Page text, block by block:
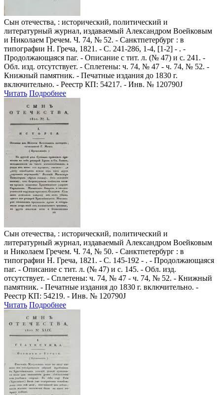
Сын отечества, : исторический, политический и
литературный журнал, издаваемый Александром Воейковым
и Николаем Гречем. Ч. 74, № 52. - Санктпетербург : в
типографии Н. Греча, 1821. - С. 241-286, 1-4, [1-2] - . -
Продолжающаяся паг. - Описание с тит. л. (№ 47) и с. 241. -
Обл. изд. отсутствует. - Сплетены: ч. 74, № 47 - ч. 74, № 52. -
Книжный памятник. - Печатные издания до 1830 г.
включительно. - Реестр КП: 54217. - Инв. № 120790J
Читать Подробнее
Сын отечества, : исторический, политический и
литературный журнал, издаваемый Александром Воейковым
и Николаем Гречем. Ч. 74, № 50. - Санктпетербург : в
типографии Н. Греча, 1821. - С. 145-192 - . - Продолжающаяся
паг. - Описание с тит. л. (№ 47) и с. 145. - Обл. изд.
отсутствует. - Сплетены: ч. 74, № 47 - ч. 74, № 52. - Книжный
памятник. - Печатные издания до 1830 г. включительно. -
Реестр КП: 54219. - Инв. № 120790J
Читать Подробнее